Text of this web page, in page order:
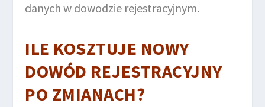
danych w dowodzie rejestracyjnym.
ILE KOSZTUJE NOWY
DOWÓD REJESTRACYJNY
PO ZMIANACH?